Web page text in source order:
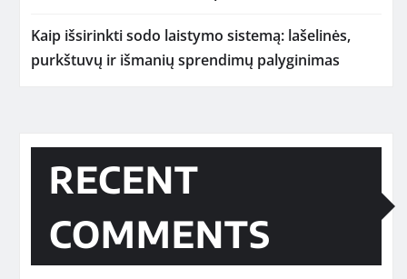
Kaip išsirinkti sodo laistymo sistemą: lašelinės,
purkštuvų ir išmanių sprendimų palyginimas
RECENT
COMMENTS